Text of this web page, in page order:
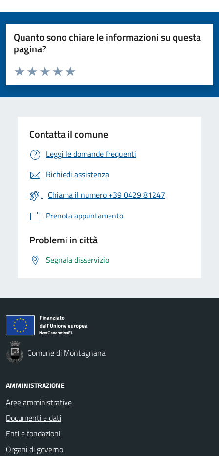
Quanto sono chiare le informazioni su questa
pagina?
Valuta da 1 a 5 stelle la pagina
Valuta 5 stelle su 5
Valuta 4 stelle su 5
Valuta 3 stelle su 5
Valuta 2 stelle su 5
Valuta 1 stelle su 5
Contatta il comune
Leggi le domande frequenti
Richiedi assistenza
Chiama il numero +39 0429 81247
Prenota appuntamento
Problemi in città
Segnala disservizio
Comune di Montagnana
AMMINISTRAZIONE
Aree amministrative
Documenti e dati
Enti e fondazioni
Organi di governo